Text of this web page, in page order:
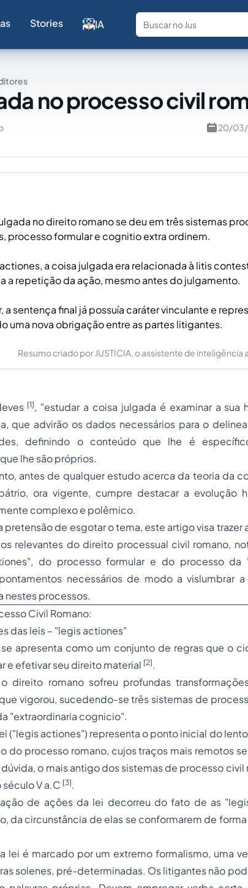
Stories IA
Fale com a IA
no processo civil
20/
no direito romano se deu em três sistemas
processo formular e cognitio extra ordinem.
a coisa julgada era relacionada à litis
a repetição da ação, mesmo antes do julgamento.
a sentença final já possuía caráter vinculante e
uma nova obrigação entre as partes litigantes.
Resumo criado por JUSTICIA, o assistente de inteligência
[1], "estudar a coisa julgada é examinar a sua
que advirão os dados necessários para o
definindo o conteúdo que lhe é
lhe são próprios.
antes de qualquer estudo acerca da teoria da
ora vigente, cumpre destacar a evolução
complexo e polêmico.
pretensão de esgotar o tema, este artigo visa trazer
relevantes do direito processual civil romano,
do processo formular e do processo da
necessários de modo a vislumbrar
nestes processos.
Civil Romano:
das leis – "legis actiones"
apresenta como um conjunto de regras que o
e efetivar seu direito material [2].
direito romano sofreu profundas
vigorou, sucedendo-se três sistemas de
"extraordinaria cognicio".
("legis actiones") representa o ponto inicial do
do processo romano, cujos traços mais remotos
dúvida, o mais antigo dos sistemas de processo
V a.C [3].
de ações da lei decorreu do fato de as
da circunstância de elas se conformarem de
lei é marcado por um extremo formalismo, uma
solenes, pré-determinadas. Os litigantes não